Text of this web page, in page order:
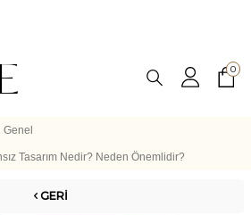
0
Genel
Tasarım Nedir? Neden Önemlidir?
GERI